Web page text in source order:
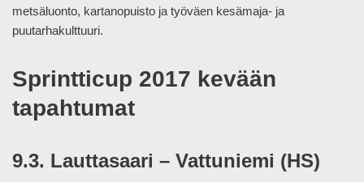
metsäluonto, kartanopuisto ja työväen kesämaja- ja
puutarhakulttuuri.
Sprintticup 2017 kevään
tapahtumat
9.3. Lauttasaari – Vattuniemi (HS)